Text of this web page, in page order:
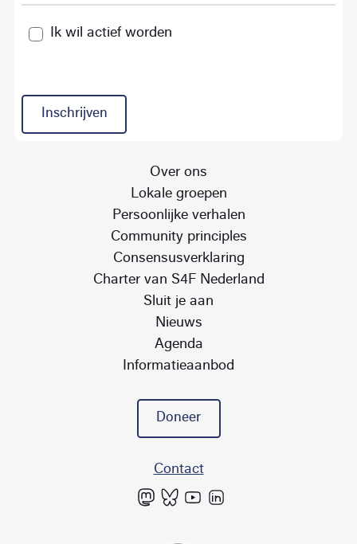
Ik wil actief worden
Inschrijven
Over ons
Lokale groepen
Persoonlijke verhalen
Community principles
Consensusverklaring
Charter van S4F Nederland
Sluit je aan
Nieuws
Agenda
Informatieaanbod
Doneer
Contact